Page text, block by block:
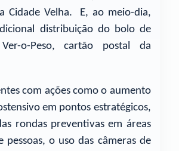
Cidade Velha. E, ao meio-dia,
distribuição do bolo de
o-Peso, cartão postal da
com ações como o aumento
em pontos estratégicos,
rondas preventivas em áreas
o uso das câmeras de